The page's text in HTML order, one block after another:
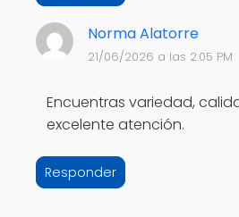
Norma Alatorre
21/06/2026 a las 2:05 PM
Encuentras variedad,
excelente atención.
Responder